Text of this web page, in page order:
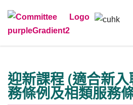
迎新課程 (適合新
務條例及相類服務